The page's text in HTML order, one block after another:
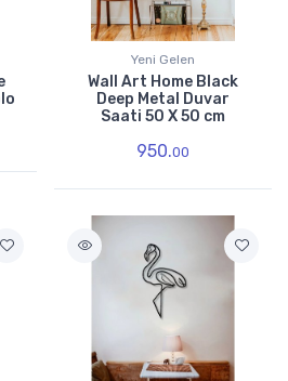
Yeni Gelen
Wall Art Home Black
Deep Metal Duvar
Saati 50 X 50 cm
950.00